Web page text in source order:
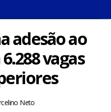
adesão ao
vagas
Neto